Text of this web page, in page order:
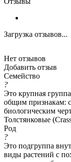
Загрузка отзывов...
Нет отзывов
Добавить отзыв
Семейство
?
Это крупная
общим признакам:
биологическим
Толстянковые
Род
?
Это подгруппа
виды растений с